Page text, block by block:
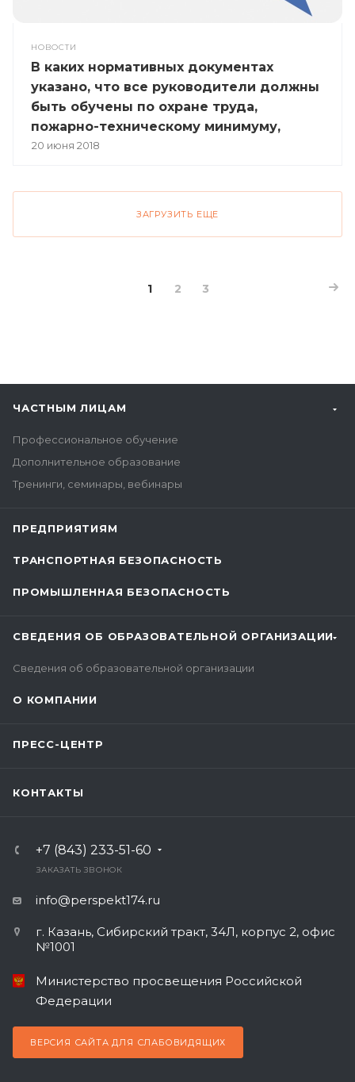
НОВОСТИ
В каких нормативных документах
указано, что все руководители должны
быть обучены по охране труда,
пожарно-техническому минимуму,
оказанию первой помощи
20 июня 2018
ЗАГРУЗИТЬ ЕЩЕ
1 2 3
ЧАСТНЫМ ЛИЦАМ
Профессиональное обучение
Дополнительное образование
Тренинги, семинары, вебинары
ПРЕДПРИЯТИЯМ
ТРАНСПОРТНАЯ БЕЗОПАСНОСТЬ
ПРОМЫШЛЕННАЯ БЕЗОПАСНОСТЬ
СВЕДЕНИЯ ОБ ОБРАЗОВАТЕЛЬНОЙ ОРГАНИЗАЦИИ
Сведения об образовательной организации
О КОМПАНИИ
ПРЕСС-ЦЕНТР
КОНТАКТЫ
+7 (843) 233-51-60
ЗАКАЗАТЬ ЗВОНОК
info@perspekt174.ru
г. Казань, Сибирский тракт, 34Л, корпус 2, офис
№1001
Министерство просвещения Российской
Федерации
ВЕРСИЯ САЙТА ДЛЯ СЛАБОВИДЯЩИХ